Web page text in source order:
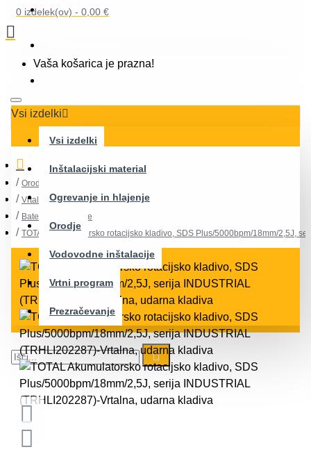
Blog
0 izdelek(ov) - 0,00 €
Vaša košarica je prazna!
Vsi izdelki
Vsi izdelki
Inštalacijski material
Ogrevanje in hlajenje
Orodje
Vodovodne inštalacije
Vrtni program
Prezračevanje
Orodje
Vrtalna, udarna kladiva
Baterijske naprave
TOTAL Akumulatorsko rotacijsko kladivo, SDS Plus/5000bpm/18mm/2,5J,